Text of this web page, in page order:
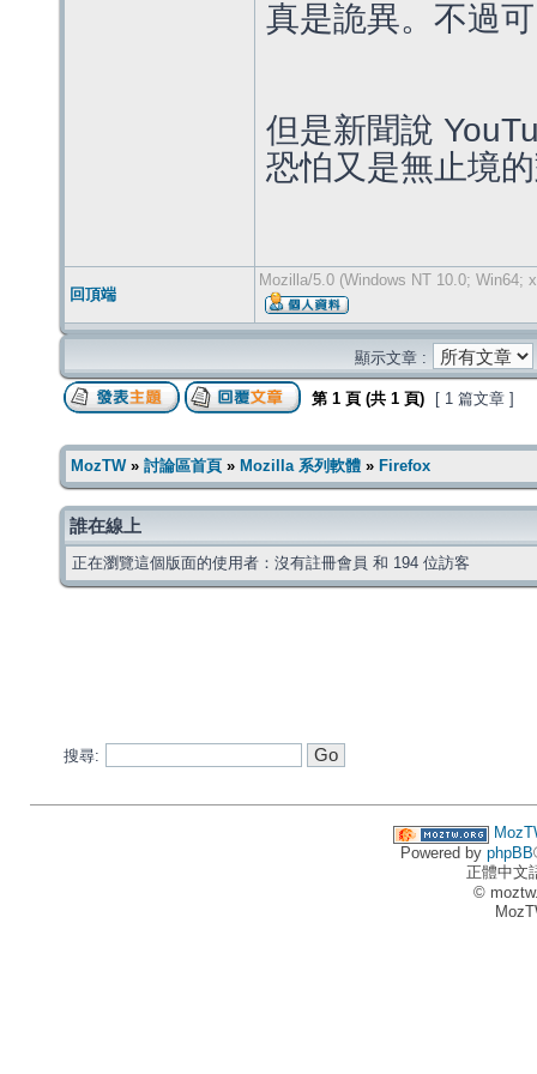
真是詭異。不過
但是新聞說
恐怕又是無止境
回頂端
Mozilla/5.0 (Windows NT 10.0; Win64;
顯示文章 :
第 1 頁 (共 1 頁) [ 1 篇文章 ]
MozTW» 討論區首頁 » Mozilla 系列軟體 » Firefox
誰在線上
正在瀏覽這個版面的使用者：沒有註冊會員 和 194 位訪客
搜尋:
Powered by phpBB
正體中文
©